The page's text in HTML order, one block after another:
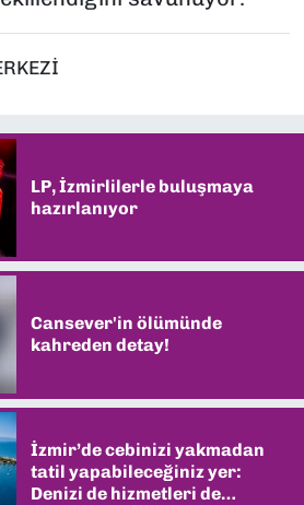
LP, İzmirlilerle buluşmaya
hazırlanıyor
Cansever'in ölümünde
kahreden detay!
İzmir’de cebinizi yakmadan
tatil yapabileceğiniz yer:
Denizi de hizmetleri de